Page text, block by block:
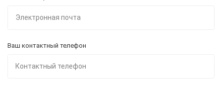
Ваш контактный телефон